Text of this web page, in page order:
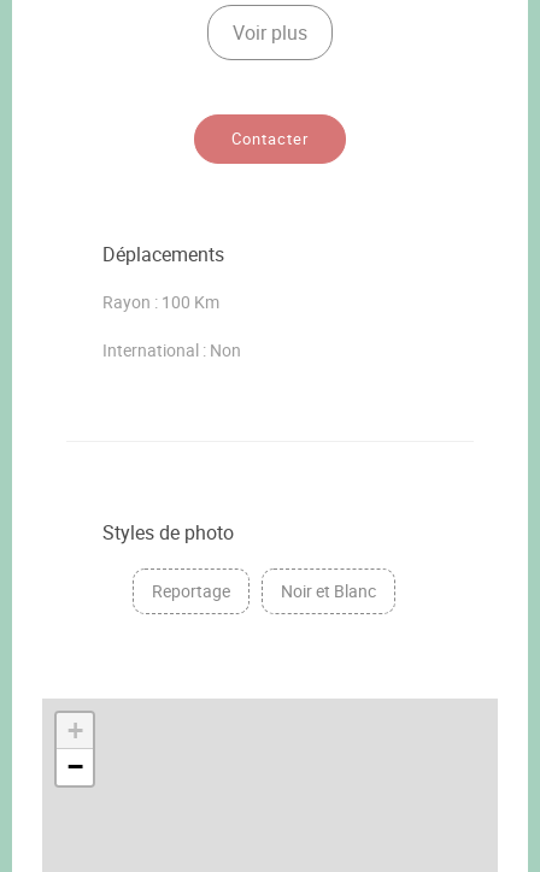
Voir plus
Contacter
Déplacements
Rayon : 100 Km
International : Non
Styles de photo
Reportage Noir et Blanc
+
−